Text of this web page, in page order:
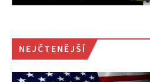
NEJČTENĚJŠÍ